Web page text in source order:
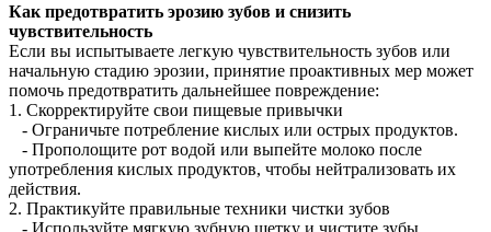
Как предотвратить эрозию зубов и снизить
чувствительность
Если вы испытываете легкую чувствительность зубов или
начальную стадию эрозии, принятие проактивных мер может
помочь предотвратить дальнейшее повреждение:
1. Скорректируйте свои пищевые привычки
- Ограничьте потребление кислых или острых продуктов.
- Прополощите рот водой или выпейте молоко после
употребления кислых продуктов, чтобы нейтрализовать их
действия.
2. Практикуйте правильные техники чистки зубов
- Используйте мягкую зубную щетку и чистите зубы